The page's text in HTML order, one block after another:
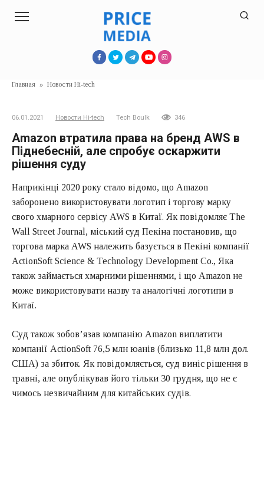
Главная » Новости Hi-tech
06.01.2021 Новости Hi-tech Tech Boulk 346
Amazon втратила права на бренд AWS в
Піднебесній, але спробує оскаржити
рішення суду
Наприкінці 2020 року стало відомо, що Amazon
заборонено використовувати логотип і торгову марку
свого хмарного сервісу AWS в Китаї. Як повідомляє The
Wall Street Journal, міський суд Пекіна постановив, що
торгова марка AWS належить базується в Пекіні компанії
ActionSoft Science & Technology Development Co., Яка
також займається хмарними рішеннями, і що Amazon не
може використовувати назву та аналогічні логотипи в
Китаї.
Суд також зобов’язав компанію Amazon виплатити
компанії ActionSoft 76,5 млн юанів (близько 11,8 млн дол.
США) за збиток. Як повідомляється, суд виніс рішення в
травні, але опублікував його тільки 30 грудня, що не є
чимось незвичайним для китайських судів.